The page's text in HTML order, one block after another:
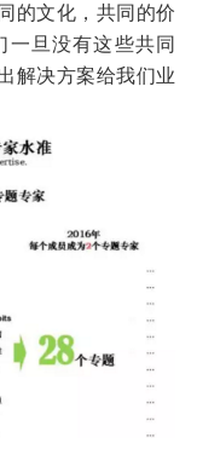
的文化，共同的价
旦没有这些共同
解决方案给我们业